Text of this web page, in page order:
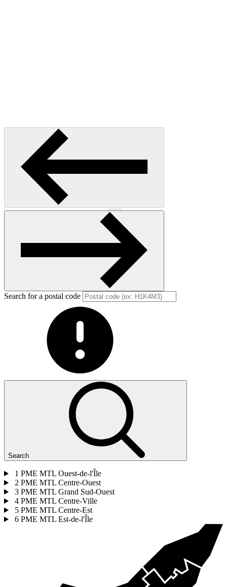
Previous
Search for a postal code
Search
1 PME MTL Ouest-de-l'Île
2 PME MTL Centre-Ouest
3 PME MTL Grand Sud-Ouest
4 PME MTL Centre-Ville
5 PME MTL Centre-Est
6 PME MTL Est-de-l'Île